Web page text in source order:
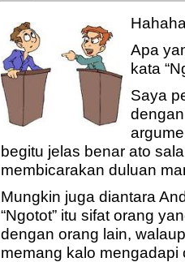
Apa
kata
Saya
begitu jelas benar ato
membicarakan duluan
Mungkin juga diantara
“Ngotot” itu sifat orang
dengan orang lain,
memang kalo mengadapi